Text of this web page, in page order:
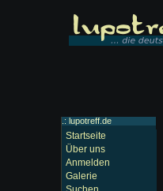
.: lupotreff.de
Startseite
Über uns
Anmelden
Galerie